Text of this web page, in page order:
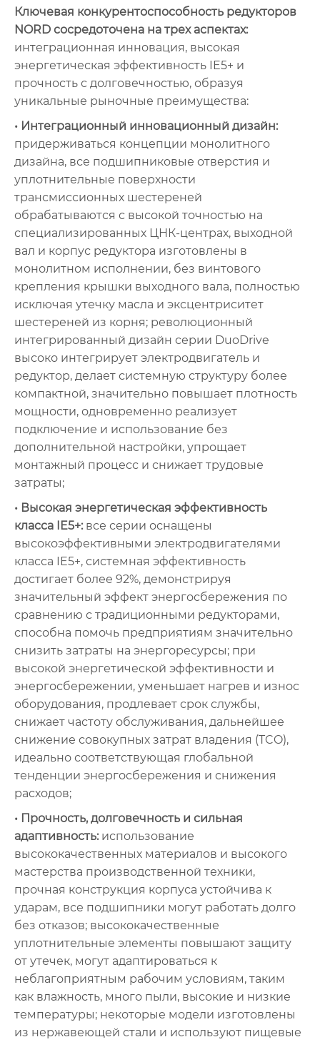
Ключевая конкурентоспособность редукторов
NORD сосредоточена на трех аспектах:
интеграционная инновация, высокая
энергетическая эффективность IE5+ и
прочность с долговечностью, образуя
уникальные рыночные преимущества:
• Интеграционный инновационный дизайн:
придерживаться концепции монолитного
дизайна, все подшипниковые отверстия и
уплотнительные поверхности
трансмиссионных шестереней
обрабатываются с высокой точностью на
специализированных ЦНК-центрах, выходной
вал и корпус редуктора изготовлены в
монолитном исполнении, без винтового
крепления крышки выходного вала, полностью
исключая утечку масла и эксцентриситет
шестереней из корня; революционный
интегрированный дизайн серии DuoDrive
высоко интегрирует электродвигатель и
редуктор, делает системную структуру более
компактной, значительно повышает плотность
мощности, одновременно реализует
подключение и использование без
дополнительной настройки, упрощает
монтажный процесс и снижает трудовые
затраты;
• Высокая энергетическая эффективность
класса IE5+:все серии оснащены
высокоэффективными электродвигателями
класса IE5+, системная эффективность
достигает более 92%, демонстрируя
значительный эффект энергосбережения по
сравнению с традиционными редукторами,
способна помочь предприятиям значительно
снизить затраты на энергоресурсы; при
высокой энергетической эффективности и
энергосбережении, уменьшает нагрев и износ
оборудования, продлевает срок службы,
снижает частоту обслуживания, дальнейшее
снижение совокупных затрат владения (TCO),
идеально соответствующая глобальной
тенденции энергосбережения и снижения
расходов;
• Прочность, долговечность и сильная
адаптивность:использование
высококачественных материалов и высокого
мастерства производственной техники,
прочная конструкция корпуса устойчива к
ударам, все подшипники могут работать долго
без отказов; высококачественные
уплотнительные элементы повышают защиту
от утечек, могут адаптироваться к
неблагоприятным рабочим условиям, таким
как влажность, много пыли, высокие и низкие
температуры; некоторые модели изготовлены
из нержавеющей стали и используют пищевые